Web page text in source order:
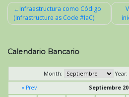
Navegación
entradas
Infraestructura como Código
(Infrastructure as Code #IaC)
Calendario Bancario
Month:
Year:
« Prev
Septiembre